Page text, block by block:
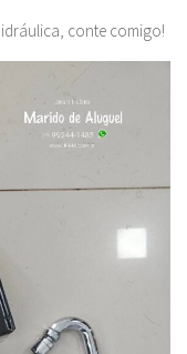
conte comigo!